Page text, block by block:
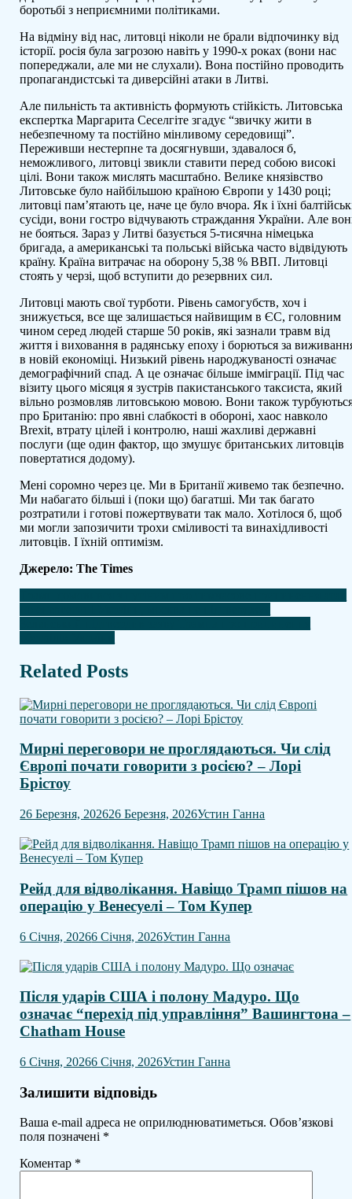
боротьбі з неприємними політиками.
На відміну від нас, литовці ніколи не брали відпочинку від
історії. росія була загрозою навіть у 1990-х роках (вони нас
попереджали, але ми не слухали). Вона постійно проводить
пропагандистські та диверсійні атаки в Литві.
Але пильність та активність формують стійкість. Литовська
експертка Маргарита Сеселгіте згадує “звичку жити в
небезпечному та постійно мінливому середовищі”.
Переживши нестерпне та досягнувши, здавалося б,
неможливого, литовці звикли ставити перед собою високі
цілі. Вони також мислять масштабно. Велике князівство
Литовське було найбільшою країною Європи у 1430 році;
литовці пам’ятають це, наче це було вчора. Як і їхні
сусіди, вони гостро відчувають страждання України. Але
не бояться. Зараз у Литві базується 5-тисячна німецька
бригада, а американські та польські війська часто відвідують
країну. Країна витрачає на оборону 5,38 % ВВП. Литовці
стоять у черзі, щоб вступити до резервних сил.
Литовці мають свої турботи. Рівень самогубств, хоч і
знижується, все ще залишається найвищим в ЄС, головним
чином серед людей старше 50 років, які зазнали травм від
життя і виховання в радянську епоху і борються за
в новій економіці. Низький рівень народжуваності означає
демографічний спад. А це означає більше імміграції. Під час
візиту цього місяця я зустрів пакистанського таксиста, який
вільно розмовляв литовською мовою. Вони також
про Британію: про явні слабкості в обороні, хаос навколо
Brexit, втрату цілей і контролю, наші жахливі державні
послуги (ще один фактор, що змушує британських литовців
повертатися додому).
Мені соромно через це. Ми в Британії живемо так безпечно.
Ми набагато більші і (поки що) багатші. Ми так багато
розтратили і готові пожертвувати так мало. Хотілося б, щоб
ми могли запозичити трохи сміливості та винахідливості
литовців. І їхній оптимізм.
Джерело: The Times
Навігація
записів
Related Posts
Мирні переговори не проглядаються. Чи слід
Європі почати говорити з росією? – Лорі
Брістоу
26 Березня, 202626 Березня, 2026Устин Ганна
Рейд для відволікання. Навіщо Трамп пішов на
операцію у Венесуелі – Том Купер
6 Січня, 20266 Січня, 2026Устин Ганна
Після ударів США і полону Мадуро. Що
означає “перехід під управління” Вашингтона –
Chatham House
6 Січня, 20266 Січня, 2026Устин Ганна
Залишити відповідь
Ваша e-mail адреса не оприлюднюватиметься. Обов’язкові
поля позначені *
Коментар *